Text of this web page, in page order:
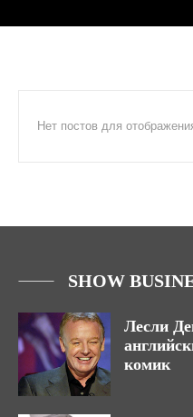
Нет постов для
SHOW
Лесли
комик